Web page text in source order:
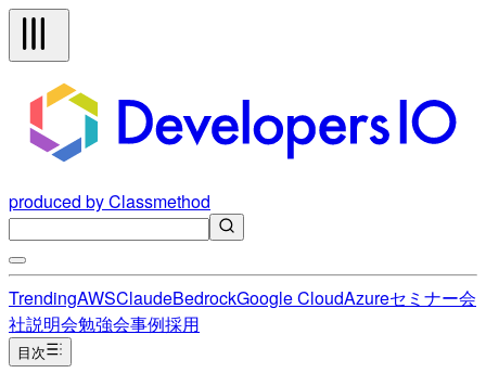
produced by Classmethod
TrendingAWSClaudeBedrockGoogle CloudAzureセミナー会
社説明会勉強会事例採用
目次